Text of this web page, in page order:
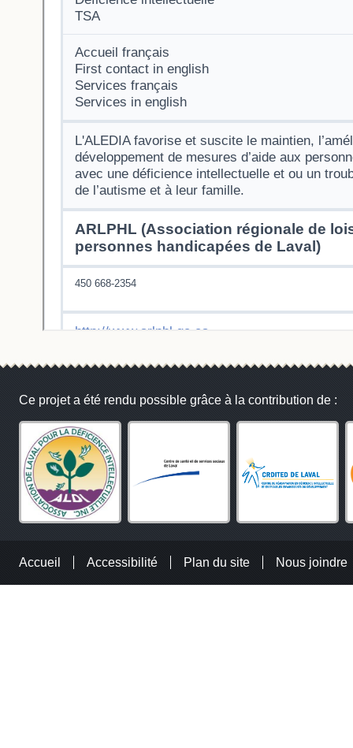
Ce projet a été rendu possible grâce à la contribution de :
Accueil Accessibilité Plan du site Nous joindre